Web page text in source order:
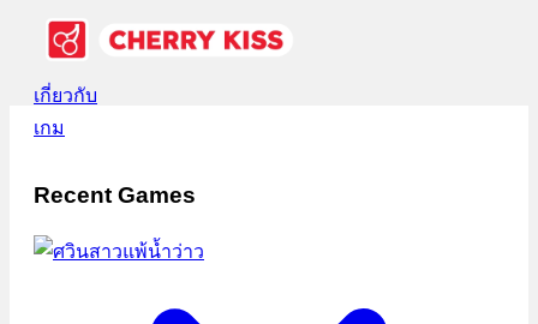
เกี่ยวกับ
เกม
Recent Games